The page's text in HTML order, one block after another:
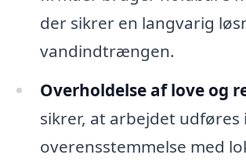
der sikrer en langvarig
vandindtrængen.
Overholdelse af love og
sikrer, at arbejdet udføres i
overensstemmelse med